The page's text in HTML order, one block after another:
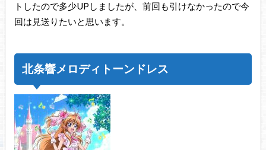
トしたので多少UPしましたが、前回も引けなかったので今
回は見送りたいと思います。
北条響メロディトーンドレス